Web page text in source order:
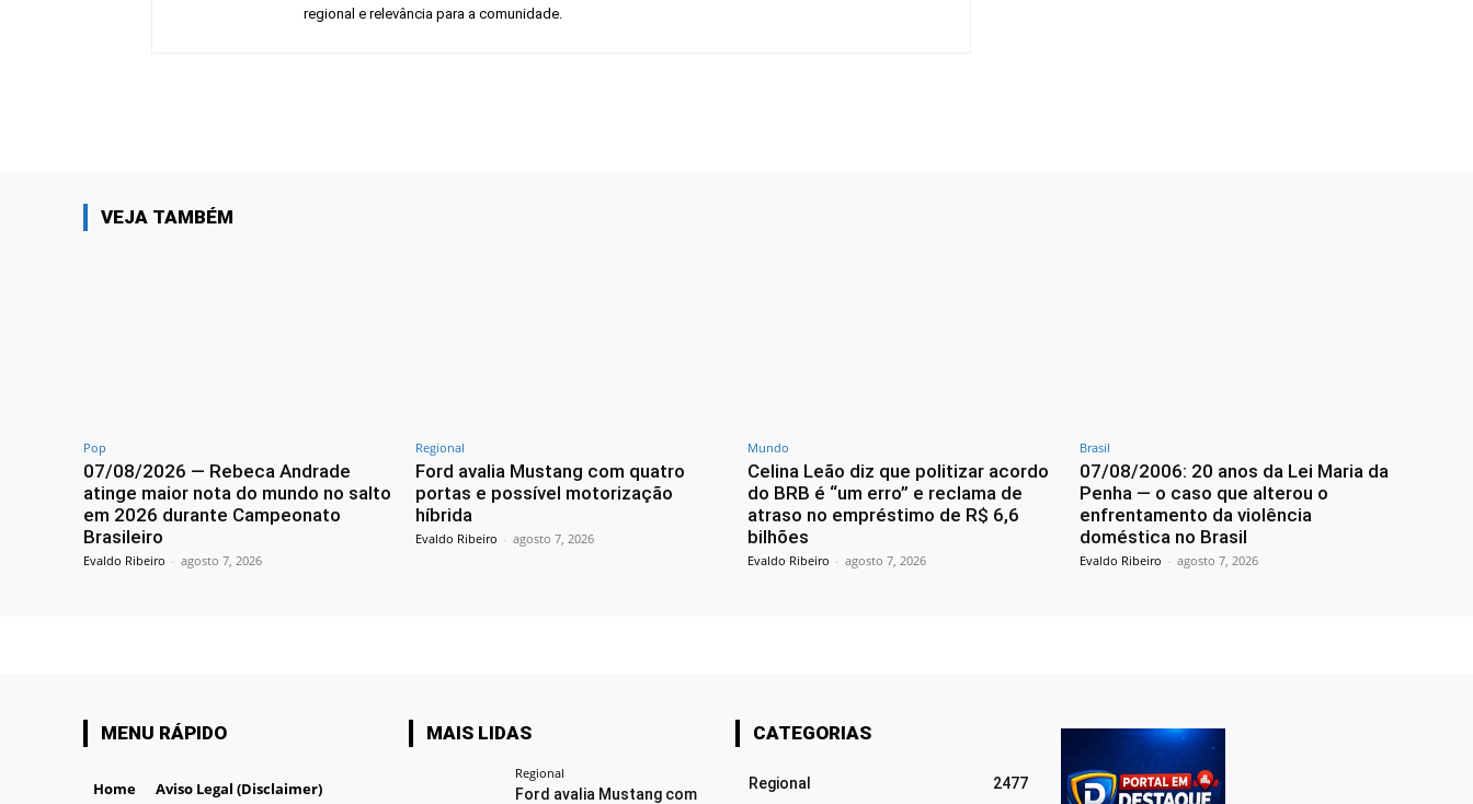
regional e relevância para a comunidade.
VEJA TAMBÉM
Pop
07/08/2026 — Rebeca Andrade
atinge maior nota do mundo no salto
em 2026 durante Campeonato
Brasileiro
Evaldo Ribeiro - agosto 7, 2026
Regional
Ford avalia Mustang com quatro
portas e possível motorização
híbrida
Evaldo Ribeiro - agosto 7, 2026
Mundo
Celina Leão diz que politizar acordo
do BRB é “um erro” e reclama de
atraso no empréstimo de R$ 6,6
bilhões
Evaldo Ribeiro - agosto 7, 2026
Brasil
07/08/2006: 20 anos da Lei Maria da
Penha — o caso que alterou o
enfrentamento da violência
doméstica no Brasil
Evaldo Ribeiro - agosto 7, 2026
MENU RÁPIDO
Home Aviso Legal (Disclaimer)
MAIS LIDAS
Regional
Ford avalia Mustang com
CATEGORIAS
Regional
2477